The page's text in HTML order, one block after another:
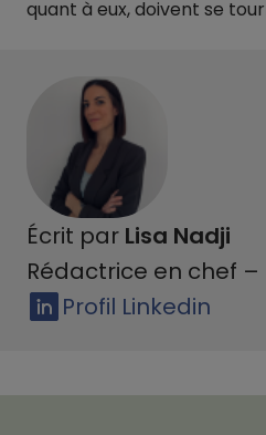
quant à eux, doivent se
Écrit par Lisa Nadji
Rédactrice en chef
Profil Linkedin